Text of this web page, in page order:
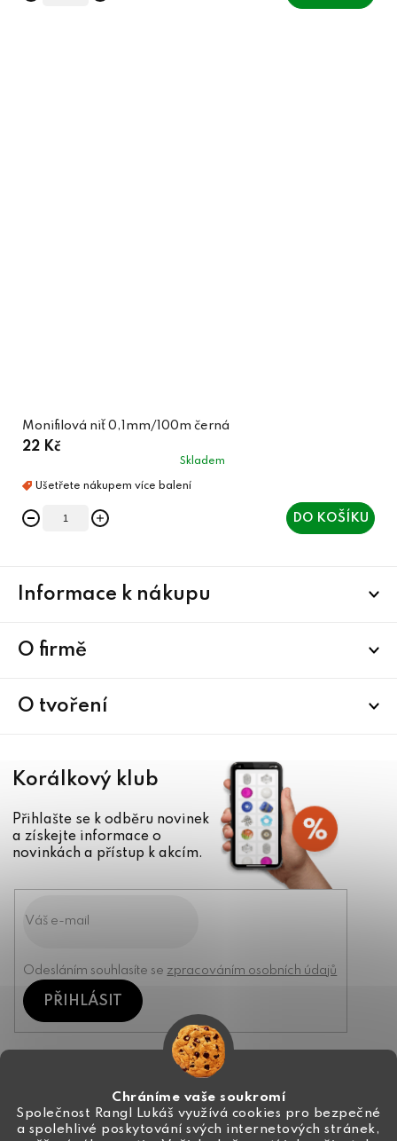
Chráníme vaše soukromí
Společnost Rangl Lukáš využívá cookies pro bezpečné
a spolehlivé poskytování svých internetových stránek,
Monifilová niť 0,1mm/100m černá
22 Kč
Skladem
DO KOŠÍKU
Informace k nákupu
O firmě
O tvoření
Korálkový klub
Přihlašte se k odběru novinek
a získejte informace o
novinkách a přístup k akcím.
Odesláním souhlasíte se zpracováním osobních údajů
PŘIHLÁSIT